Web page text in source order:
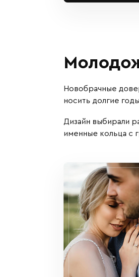
Новобрачные
носить долгие
Дизайн выбирали
именные кольца с